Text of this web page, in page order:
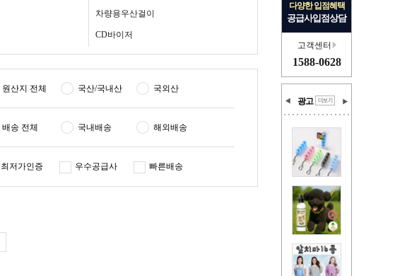
다양한 입점혜택
공급사입점상담
고객센터
1588-0628
광고
차량용우산걸이
CD바이저
원산지 전체 국산/국내산 국외산
배송 전체 국내배송 해외배송
최저가인증 우수공급사 빠른배송